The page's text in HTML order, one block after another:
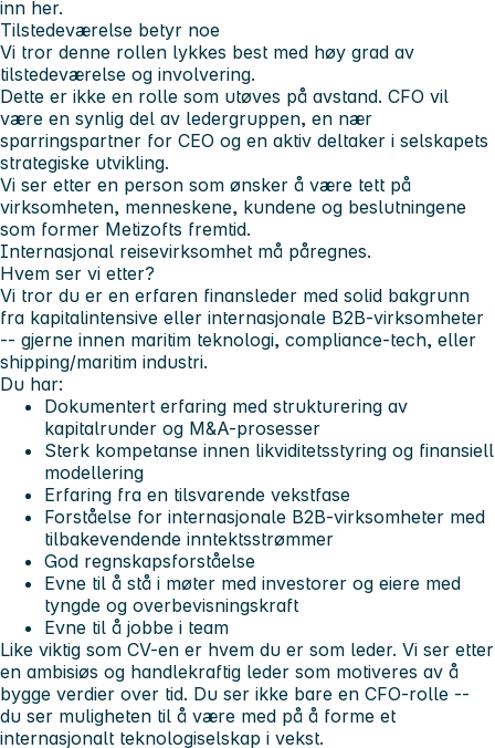
inn her.
Tilstedeværelse betyr noe
Vi tror denne rollen lykkes best med høy grad av
tilstedeværelse og involvering.
Dette er ikke en rolle som utøves på avstand. CFO vil
være en synlig del av ledergruppen, en nær
sparringspartner for CEO og en aktiv deltaker i selskapets
strategiske utvikling.
Vi ser etter en person som ønsker å være tett på
virksomheten, menneskene, kundene og beslutningene
som former Metizofts fremtid.
Internasjonal reisevirksomhet må påregnes.
Hvem ser vi etter?
Vi tror du er en erfaren finansleder med solid bakgrunn
fra kapitalintensive eller internasjonale B2B-virksomheter
-- gjerne innen maritim teknologi, compliance-tech, eller
shipping/maritim industri.
Du har:
Dokumentert erfaring med strukturering av
kapitalrunder og M&A-prosesser
Sterk kompetanse innen likviditetsstyring og finansiell
modellering
Erfaring fra en tilsvarende vekstfase
Forståelse for internasjonale B2B-virksomheter med
tilbakevendende inntektsstrømmer
God regnskapsforståelse
Evne til å stå i møter med investorer og eiere med
tyngde og overbevisningskraft
Evne til å jobbe i team
Like viktig som CV-en er hvem du er som leder. Vi ser etter
en ambisiøs og handlekraftig leder som motiveres av å
bygge verdier over tid. Du ser ikke bare en CFO-rolle --
du ser muligheten til å være med på å forme et
internasjonalt teknologiselskap i vekst.